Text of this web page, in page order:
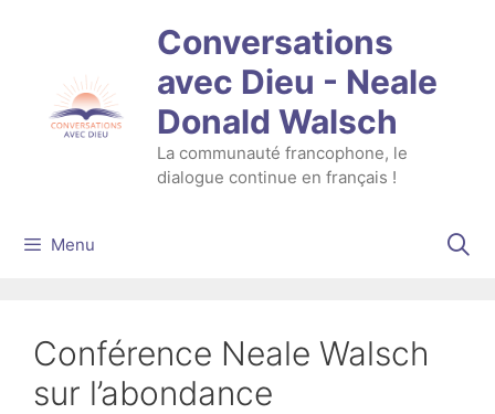
Conversations
avec Dieu - Neale
Donald Walsch
La communauté francophone, le
dialogue continue en français !
Menu
Conférence Neale Walsch
sur l’abondance